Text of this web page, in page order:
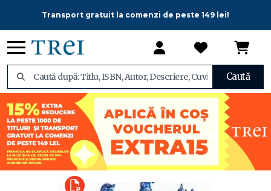
Transport gratuit la comenzi de peste 149 lei!
Caută